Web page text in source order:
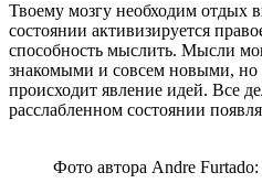
Твоему мозгу необходим отдых
состоянии активизируется
способность мыслить. Мысли
знакомыми и совсем новыми, но
происходит явление идей. Все
расслабленном состоянии
Фото автора Andre Furtado: